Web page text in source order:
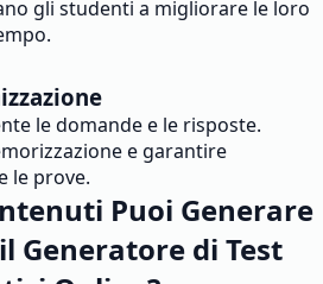
gli studenti a migliorare le loro
le domande e le risposte.
e garantire
le prove.
Puoi Generare
Generatore di Test